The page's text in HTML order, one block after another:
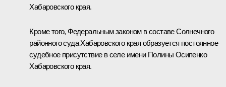
Хабаровского края.
Кроме того, Федеральным законом в составе Солнечного
районного суда Хабаровского края образуется постоянное
судебное присутствие в селе имени Полины Осипенко
Хабаровского края.